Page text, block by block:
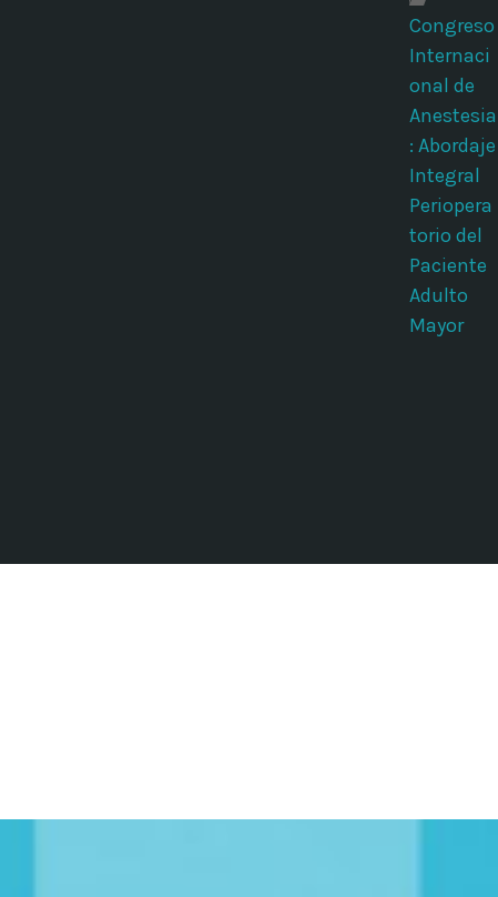
Congreso
Internaci
onal de
Anestesia
: Abordaje
Integral
Periopera
torio del
Paciente
Adulto
Mayor